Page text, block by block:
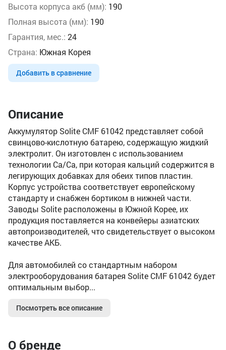
Высота корпуса акб (мм): 190
Полная высота (мм): 190
Гарантия, мес.: 24
Страна: Южная Корея
Добавить в сравнение
Описание
Аккумулятор Solite CMF 61042 представляет собой
свинцово-кислотную батарею, содержащую жидкий
электролит. Он изготовлен с использованием
технологии Ca/Ca, при которая кальций содержится в
легирующих добавках для обеих типов пластин.
Корпус устройства соответствует европейскому
стандарту и снабжен бортиком в нижней части.
Заводы Solite расположены в Южной Корее, их
продукция поставляется на конвейеры азиатских
автопроизводителей, что свидетельствует о высоком
качестве АКБ.
Для автомобилей со стандартным набором
электрооборудования батарея Solite CMF 61042 будет
оптимальным выбор...
Посмотреть все описание
О бренде